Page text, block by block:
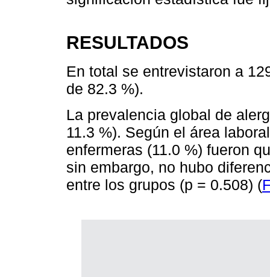
RESULTADOS
En total se entrevistaron a
de 82.3 %).
La prevalencia global de
11.3 %). Según el área
enfermeras (11.0 %) fueron
sin embargo, no hubo
entre los grupos (p = 0.508) (